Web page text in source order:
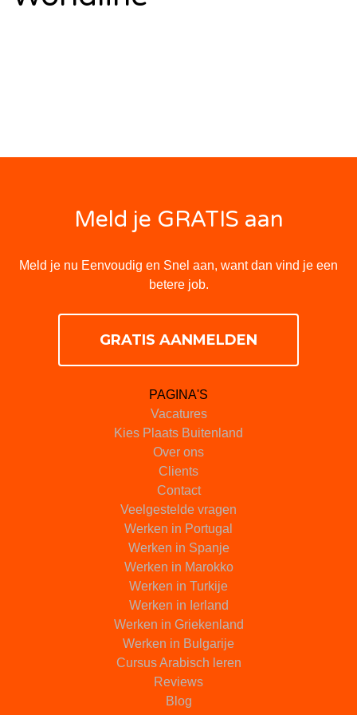
Meld je GRATIS aan
Meld je nu Eenvoudig en Snel aan, want dan vind je een
betere job.
GRATIS AANMELDEN
PAGINA'S
Vacatures
Kies Plaats Buitenland
Over ons
Clients
Contact
Veelgestelde vragen
Werken in Portugal
Werken in Spanje
Werken in Marokko
Werken in Turkije
Werken in Ierland
Werken in Griekenland
Werken in Bulgarije
Cursus Arabisch leren
Reviews
Blog